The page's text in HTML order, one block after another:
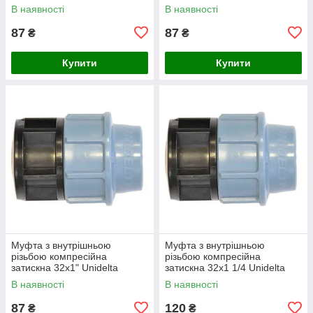
В наявності
87 ₴
Купити
В наявності
87 ₴
Купити
Муфта з внутрішньою
різьбою компресійна
затискна 32х1" Unidelta
В наявності
87 ₴
Муфта з внутрішньою
різьбою компресійна
затискна 32х1 1/4 Unidelta
В наявності
120 ₴